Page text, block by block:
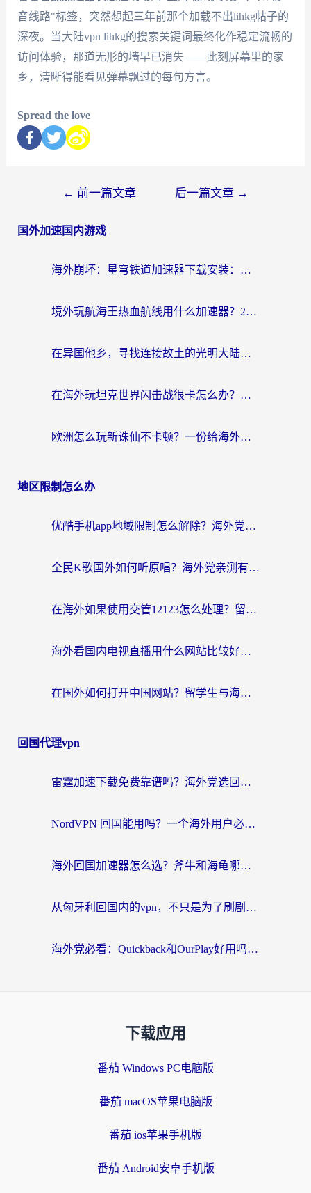
音线路"标签，突然想起三年前那个加载不出lihkg帖子的
深夜。当大陆vpn lihkg的搜索关键词最终化作稳定流畅的
访问体验，那道无形的墙早已消失——此刻屏幕里的家
乡，清晰得能看见弹幕飘过的每句方言。
Spread the love
← 前一篇文章 后一篇文章 →
国外加速国内游戏
海外崩坏：星穹铁道加速器下载安装：一份给游子的终极网络指南
境外玩航海王热血航线用什么加速器？2026海外玩家实测最优方案（附欧洲问道堡垒前线加速技巧）
在异国他乡，寻找连接故土的光明大陆免费加速器
在海外玩坦克世界闪击战很卡怎么办？老玩家亲测有效的加速器选择指南
欧洲怎么玩新诛仙不卡顿？一份给海外游子的国服游戏畅玩指南
地区限制怎么办
优酷手机app地域限制怎么解除？海外党亲测有效的追剧方案
全民K歌国外如何听原唱？海外党亲测有效的回国加速器选择指南
在海外如果使用交管12123怎么处理？留学生亲测有效的回国加速方案
海外看国内电视直播用什么网站比较好？一篇解决你所有追剧难题的实用指南
在国外如何打开中国网站？留学生与海外华人的无缝访问指南
回国代理vpn
雷霆加速下载免费靠谱吗？海外党选回国加速器的避坑指南（附热门工具对比）
NordVPN 回国能用吗？一个海外用户必须面对的真实困境
海外回国加速器怎么选？斧牛和海龟哪个好？一篇帮你避开坑的实用指南
从匈牙利回国内的vpn，不只是为了刷剧那么简单
海外党必看：Quickback和OurPlay好用吗？3分钟选对回国加速器，无缝刷剧玩游戏
下载应用
番茄 Windows PC电脑版
番茄 macOS苹果电脑版
番茄 ios苹果手机版
番茄 Android安卓手机版